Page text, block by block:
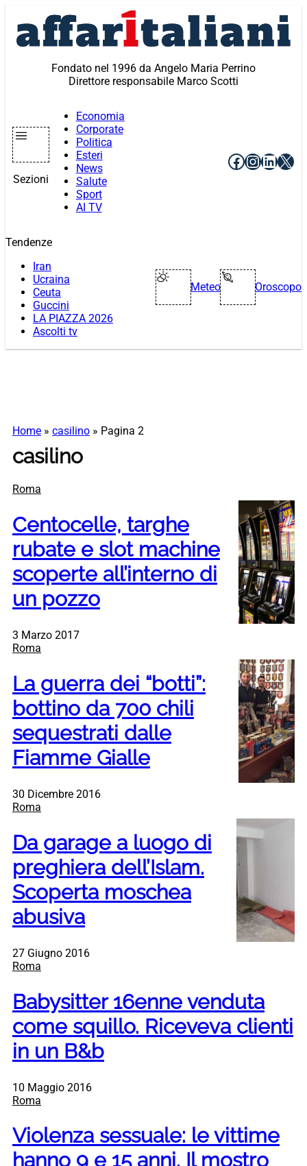
contenuto
Fondato nel 1996 da Angelo Maria Perrino
Direttore responsabile Marco Scotti
Sezioni
Economia
Corporate
Politica
Esteri
News
Salute
Sport
AI TV
Facebook
X
Tendenze
Iran
Ucraina
Ceuta
Guccini
LA PIAZZA 2026
Ascolti tv
Meteo Oroscopo
Home » casilino » Pagina 2
casilino
Roma
Centocelle, targhe
rubate e slot machine
scoperte all’interno di
un pozzo
3 Marzo 2017
Roma
La guerra dei “botti”:
bottino da 700 chili
sequestrati dalle
Fiamme Gialle
30 Dicembre 2016
Roma
Da garage a luogo di
preghiera dell’Islam.
Scoperta moschea
abusiva
27 Giugno 2016
Roma
Babysitter 16enne venduta
come squillo. Riceveva clienti
in un B&b
10 Maggio 2016
Roma
Violenza sessuale: le vittime
hanno 9 e 15 anni. Il mostro